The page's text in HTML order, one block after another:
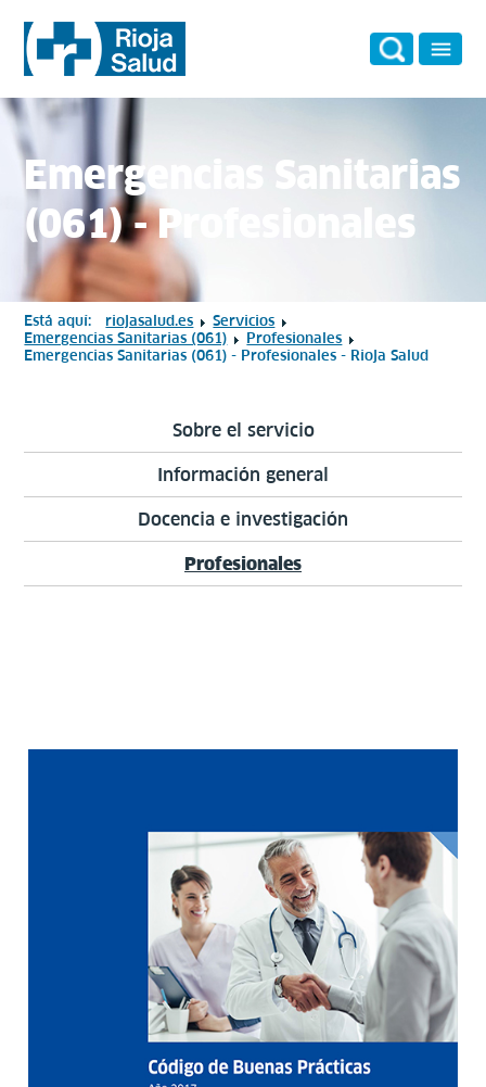
Emergencias Sanitarias
(061) - Profesionales
Está aquí: riojasalud.es
Servicios
Emergencias Sanitarias (061)
Profesionales
Emergencias Sanitarias (061) - Profesionales - Rioja Salud
Sobre el servicio
Información general
Docencia e investigación
Profesionales